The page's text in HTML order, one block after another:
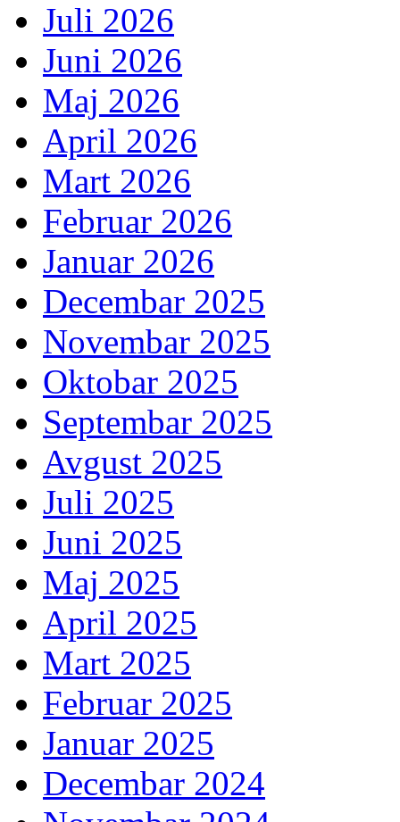
Juli 2026
Juni 2026
Maj 2026
April 2026
Mart 2026
Februar 2026
Januar 2026
Decembar 2025
Novembar 2025
Oktobar 2025
Septembar 2025
Avgust 2025
Juli 2025
Juni 2025
Maj 2025
April 2025
Mart 2025
Februar 2025
Januar 2025
Decembar 2024